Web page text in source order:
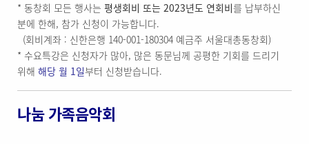
* 동창회 모든 행사는 평생회비 또는 2023년도 연회비를 납부하신
분에 한해, 참가 신청이 가능합니다.
(회비계좌 : 신한은행 140-001-180304 예금주 서울대총동창회)
* 수요특강은 신청자가 많아, 많은 동문님께 공평한 기회를 드리기
위해 해당 월 1일부터 신청받습니다.
나눔 가족음악회